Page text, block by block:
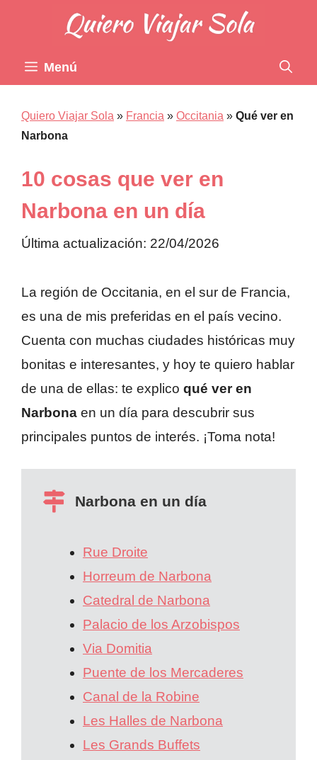
contenido
Menú
Quiero Viajar Sola » Francia » Occitania » Qué ver en
Narbona
10 cosas que ver en
Narbona en un día
Última actualización: 22/04/2026
La región de Occitania, en el sur de Francia,
es una de mis preferidas en el país vecino.
Cuenta con muchas ciudades históricas muy
bonitas e interesantes, y hoy te quiero hablar
de una de ellas: te explico qué ver en
Narbona en un día para descubrir sus
principales puntos de interés. ¡Toma nota!
Narbona en un día
Rue Droite
Horreum de Narbona
Catedral de Narbona
Palacio de los Arzobispos
Via Domitia
Puente de los Mercaderes
Canal de la Robine
Les Halles de Narbona
Les Grands Buffets